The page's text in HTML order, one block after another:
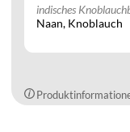
indisches
Naan Knoblauch